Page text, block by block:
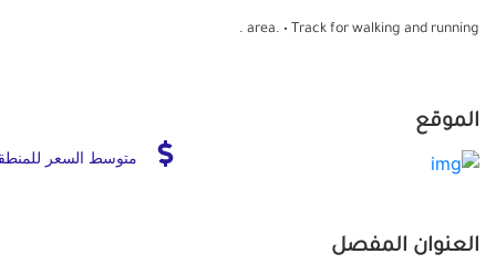
area. • Track for walking and running .
الموقع
متوسط السعر
العنوان المفصل